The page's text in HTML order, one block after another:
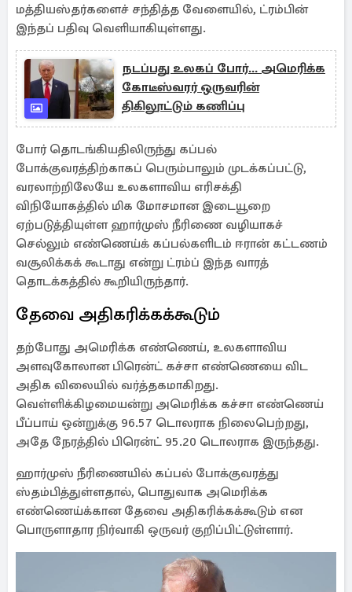
மத்தியஸ்தர்களைச் சந்தித்த வேளையில், ட்ரம்பின்
இந்தப் பதிவு வெளியாகியுள்ளது.
நடப்பது உலகப் போர்... அமெரிக்க
கோடீஸ்வரர் ஒருவரின்
திகிலூட்டும் கணிப்பு
போர் தொடங்கியதிலிருந்து கப்பல்
போக்குவரத்திற்காகப் பெரும்பாலும் முடக்கப்பட்டு,
வரலாற்றிலேயே உலகளாவிய எரிசக்தி
விநியோகத்தில் மிக மோசமான இடையூறை
ஏற்படுத்தியுள்ள ஹார்முஸ் நீரிணை வழியாகச்
செல்லும் எண்ணெய்க் கப்பல்களிடம் ஈரான் கட்டணம்
வசூலிக்கக் கூடாது என்று ட்ரம்ப் இந்த வாரத்
தொடக்கத்தில் கூறியிருந்தார்.
தேவை அதிகரிக்கக்கூடும்
தற்போது அமெரிக்க எண்ணெய், உலகளாவிய
அளவுகோலான பிரென்ட் கச்சா எண்ணெயை விட
அதிக விலையில் வர்த்தகமாகிறது.
வெள்ளிக்கிழமையன்று அமெரிக்க கச்சா எண்ணெய்
பீப்பாய் ஒன்றுக்கு 96.57 டொலராக நிலைபெற்றது,
அதே நேரத்தில் பிரென்ட் 95.20 டொலராக இருந்தது.
ஹார்முஸ் நீரிணையில் கப்பல் போக்குவரத்து
ஸ்தம்பித்துள்ளதால், பொதுவாக அமெரிக்க
எண்ணெய்க்கான தேவை அதிகரிக்கக்கூடும் என
பொருளாதார நிர்வாகி ஒருவர் குறிப்பிட்டுள்ளார்.